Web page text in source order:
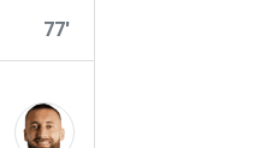
77'